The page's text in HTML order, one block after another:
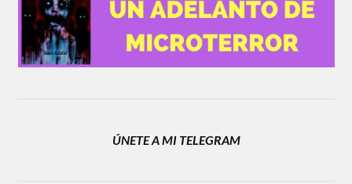
ÚNETE A MI TELEGRAM